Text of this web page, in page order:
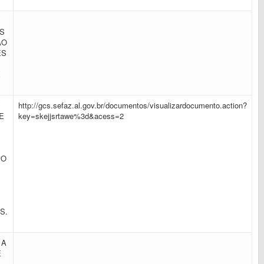
http://gcs.sefaz.al.gov.br/documentos/visualizardocumento.action?
key=skejjsrtawe%3d&acess=2